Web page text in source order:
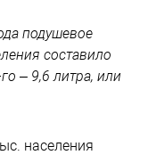
подушевое
составило
– 9,6 литра, или
населения